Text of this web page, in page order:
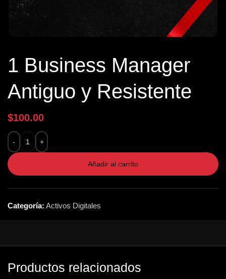
1 Business Manager
Antiguo y Resistente
$100.00
Añadir al carrito
Categoría: Activos Digitales
Productos relacionados